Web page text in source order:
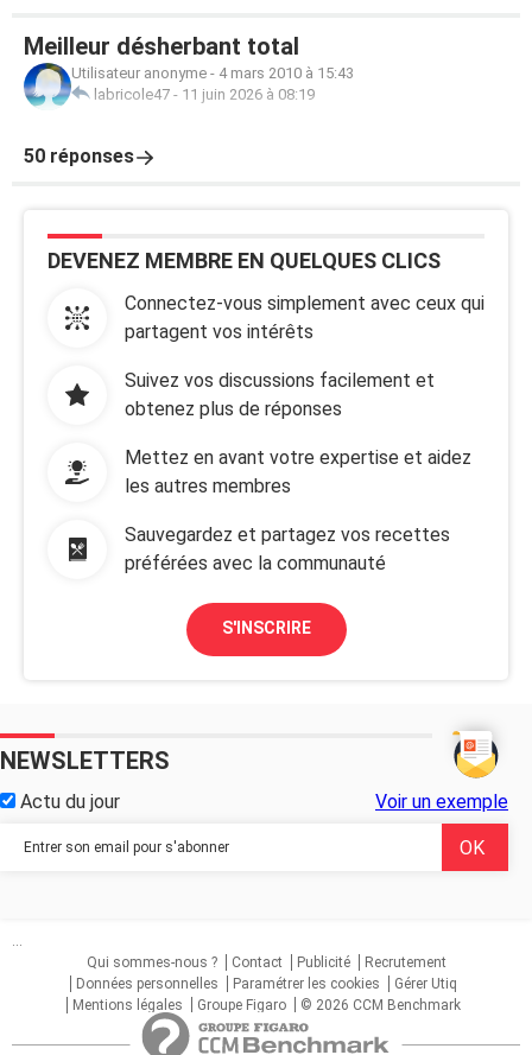
Meilleur désherbant total
Utilisateur anonyme - 4 mars 2010 à 15:43
labricole47 - 11 juin 2026 à 08:19
50 réponses
DEVENEZ MEMBRE EN QUELQUES CLICS
Connectez-vous simplement avec ceux qui
partagent vos intérêts
Suivez vos discussions facilement et
obtenez plus de réponses
Mettez en avant votre expertise et aidez
les autres membres
Sauvegardez et partagez vos recettes
préférées avec la communauté
S'INSCRIRE
NEWSLETTERS
Actu du jour Voir un exemple
...
Qui sommes-nous ?
Contact Publicité
Recrutement
Données personnelles
Paramétrer les cookies
Gérer Utiq
Mentions légales
Groupe Figaro © 2026 CCM Benchmark